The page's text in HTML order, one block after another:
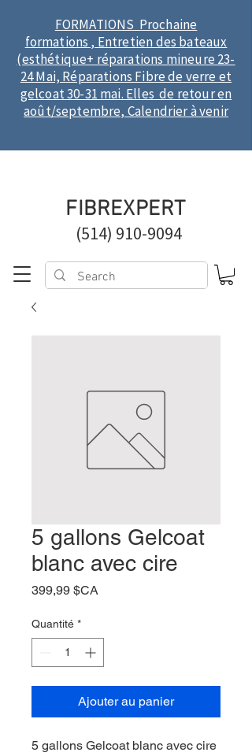
FORMATIONS Prochaine
formations , Entretien des bateaux
(esthétique+ réparations mineure 23-
24 Mai, Réparations Fibre de verre et
gelcoat 30-31 mai. Elles de retour en
août/septembre, Calendrier à venir
(514) 910-9094
FIBREXPERT
5 gallons Gelcoat
blanc avec cire
399,99 $CA
Quantité *
Ajouter au panier
5 gallons Gelcoat blanc avec cire